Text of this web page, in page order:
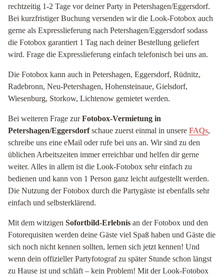
rechtzeitig 1-2 Tage vor deiner Party in Petershagen/Eggersdorf.
Bei kurzfristiger Buchung versenden wir die Look-Fotobox auch
gerne als Expresslieferung nach Petershagen/Eggersdorf sodass
die Fotobox garantiert 1 Tag nach deiner Bestellung geliefert
wird. Frage die Expresslieferung einfach telefonisch bei uns an.
Die Fotobox kann auch in Petershagen, Eggersdorf, Rüdnitz,
Radebronn, Neu-Petershagen, Hohensteinaue, Gielsdorf,
Wiesenburg, Storkow, Lichtenow gemietet werden.
Bei weiteren Frage zurFotobox-Vermietung in
Petershagen/Eggersdorfschaue zuerst einmal in unsere FAQs,
schreibe uns eine eMail oder rufe bei uns an. Wir sind zu den
üblichen Arbeitszeiten immer erreichbar und helfen dir gerne
weiter. Alles in allem ist die Look-Fotobox sehr einfach zu
bedienen und kann von 1 Person ganz leicht aufgestellt werden.
Die Nutzung der Fotobox durch die Partygäste ist ebenfalls sehr
einfach und selbsterklärend.
Mit dem witzigen Sofortbild-Erlebnis an der Fotobox und den
Fotorequisiten werden deine Gäste viel Spaß haben und Gäste die
sich noch nicht kennen sollten, lernen sich jetzt kennen! Und
wenn dein offizieller Partyfotograf zu später Stunde schon längst
zu Hause ist und schläft – kein Problem! Mit der Look-Fotobox